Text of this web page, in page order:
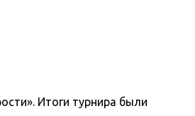
Итоги турнира были